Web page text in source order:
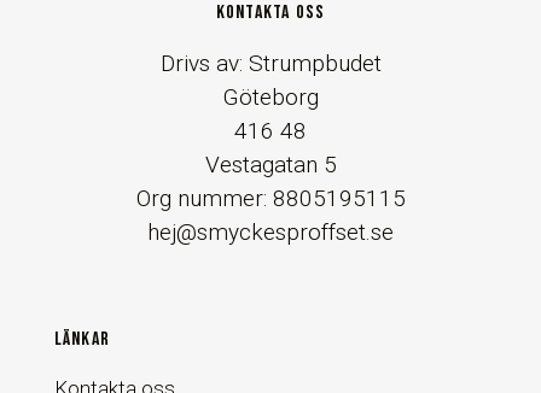
KONTAKTA OSS
Drivs av: Strumpbudet
Göteborg
416 48
Vestagatan 5
Org nummer: 8805195115
hej@smyckesproffset.se
LÄNKAR